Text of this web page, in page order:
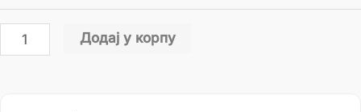
Додај у корпу